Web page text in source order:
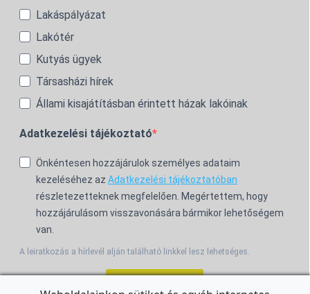
Lakáspályázat
Lakótér
Kutyás ügyek
Társasházi hírek
Állami kisajátításban érintett házak lakóinak
Adatkezelési tájékoztató
Önkéntesen hozzájárulok személyes adataim
kezeléséhez az Adatkezelési tájékoztatóban
részletezetteknek megfelelően. Megértettem, hogy
hozzájárulásom visszavonására bármikor lehetőségem
van.
A leiratkozás a hírlevél alján található linkkel lesz lehetséges.